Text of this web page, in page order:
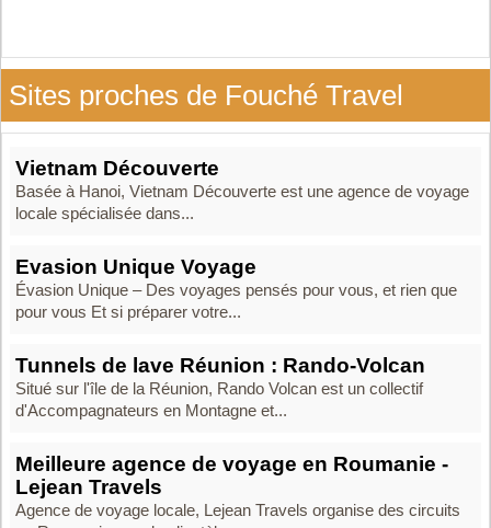
Sites proches de Fouché Travel
Vietnam Découverte
Basée à Hanoi, Vietnam Découverte est une agence de voyage
locale spécialisée dans...
Evasion Unique Voyage
Évasion Unique – Des voyages pensés pour vous, et rien que
pour vous Et si préparer votre...
Tunnels de lave Réunion : Rando-Volcan
Situé sur l'île de la Réunion, Rando Volcan est un collectif
d'Accompagnateurs en Montagne et...
Meilleure agence de voyage en Roumanie -
Lejean Travels
Agence de voyage locale, Lejean Travels organise des circuits